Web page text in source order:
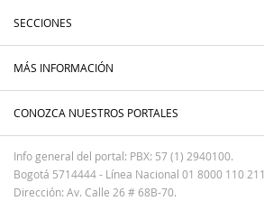
SECCIONES
MÁS INFORMACIÓN
CONOZCA NUESTROS PORTALES
Info general del portal: PBX: 57 (1) 2940100.
Bogotá 5714444 - Línea Nacional 01 8000 110
Dirección: Av. Calle 26 # 68B-70.